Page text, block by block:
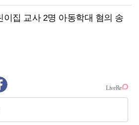
이집 교사 2명 아동학대 혐의 송